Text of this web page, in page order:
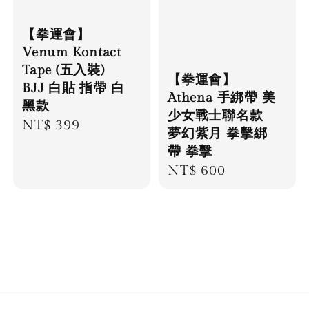
【拳運會】
Venum Kontact
Tape (五入裝)
BJJ 白貼 指帶 白
黑款
Regular
NT$ 399
【拳運會】
Athena 手綁帶 美
少女戰士聯名款
夢幻紫月 拳擊綁
帶 拳擊
Regular
NT$ 600